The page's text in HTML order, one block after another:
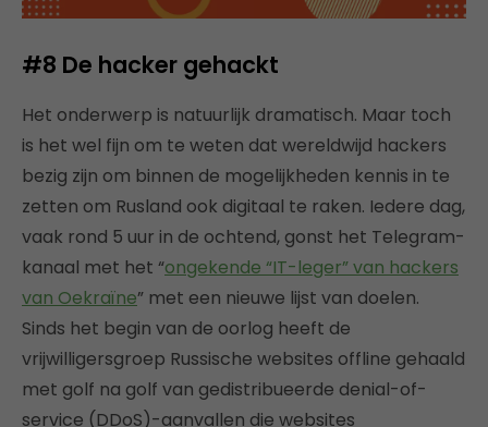
#8 De hacker gehackt
Het onderwerp is natuurlijk dramatisch. Maar toch
is het wel fijn om te weten dat wereldwijd hackers
bezig zijn om binnen de mogelijkheden kennis in te
zetten om Rusland ook digitaal te raken. Iedere dag,
vaak rond 5 uur in de ochtend, gonst het Telegram-
kanaal met het “ongekende “IT-leger” van hackers
van Oekraïne” met een nieuwe lijst van doelen.
Sinds het begin van de oorlog heeft de
vrijwilligersgroep Russische websites offline gehaald
met golf na golf van gedistribueerde denial-of-
service (DDoS)-aanvallen die websites